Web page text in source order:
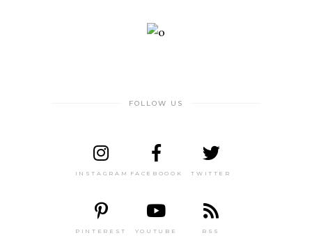
FOLLOW US
INSTAGRAM FACEBOOOK TWITTER
PINTEREST YOUTUBE RSS